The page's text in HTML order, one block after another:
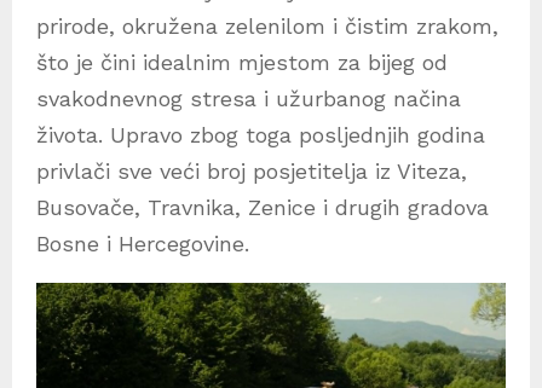
prirode, okružena zelenilom i čistim zrakom,
što je čini idealnim mjestom za bijeg od
svakodnevnog stresa i užurbanog načina
života. Upravo zbog toga posljednjih godina
privlači sve veći broj posjetitelja iz Viteza,
Busovače, Travnika, Zenice i drugih gradova
Bosne i Hercegovine.